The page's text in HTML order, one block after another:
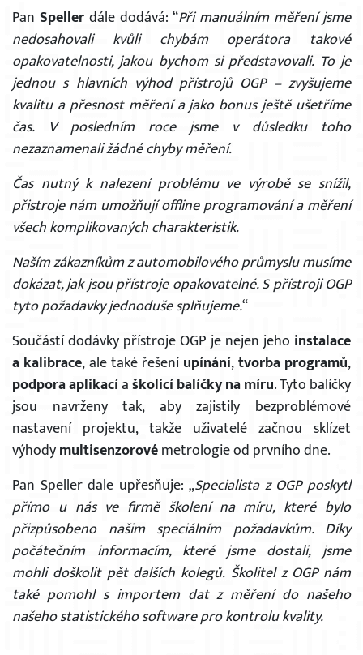
×
Pan Speller dále dodává: “Při manuálním měřeníjsme
nedosahovali kvůli chybám operátora takové
opakovatelnosti, jakou bychom si představovali. To je
jednou s hlavních výhod přístrojů OGP – zvyšujeme
kvalitu a přesnost měření a jako bonus ještě ušetříme
čas.
V posledním roce jsme v důsledku toho
nezaznamenali žádné chyby měření.
Čas nutný k nalezení problému ve výrobě se snížil,
přistroje nám umožňují offline programování a měření
všech komplikovaných charakteristik.
Naším zákazníkům z automobilového průmyslu musíme
dokázat, jak jsou přístroje opakovatelné. S přístroji OGP
tyto požadavky jednoduše splňujeme.“
Součástí dodávky přístroje OGP je nejen jeho instalace
a kalibrace, ale také řešeníupínání,tvorba programů,
podpora aplikacíaškolicí balíčky na míru. Tyto balíčky
jsou navrženy tak, aby zajistily bezproblémové
nastavení projektu, takže uživatelé začnou sklízet
výhodymultisenzorovémetrologie od prvního dne.
Pan Speller dale upřesňuje: „Specialista z OGPposkytl
přímo u nás ve firmě školení na míru, které bylo
přizpůsobeno našim speciálním požadavkům. Díky
počátečním informacím, které jsmedostali, jsme
mohli doškolit pět dalších kolegů. Školitel z OGP nám
také pomohl s importem dat z měření do našeho
našeho statistického software pro kontrolu kvality.